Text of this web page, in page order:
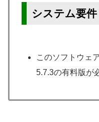
システム要件
このソフトウェ
5.7.3の有料版が